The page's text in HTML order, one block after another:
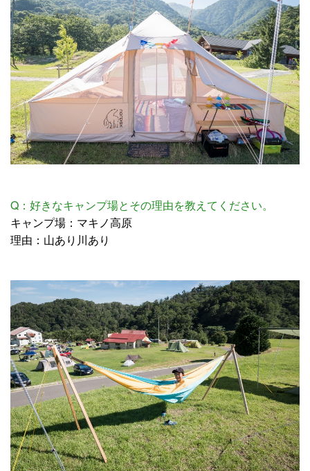
Q：好きなキャンプ場とその理由を教えてください。
キャンプ場：マキノ高原
理由：山あり川あり